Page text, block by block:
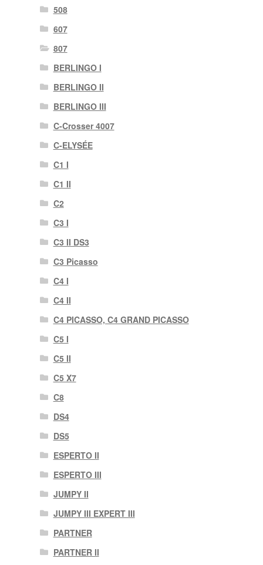
508
607
807
BERLINGO I
BERLINGO II
BERLINGO III
C-Crosser 4007
C-ELYSÉE
C1 I
C1 II
C2
C3 I
C3 II DS3
C3 Picasso
C4 I
C4 II
C4 PICASSO, C4 GRAND PICASSO
C5 I
C5 II
C5 X7
C8
DS4
DS5
ESPERTO II
ESPERTO III
JUMPY II
JUMPY III EXPERT III
PARTNER
PARTNER II